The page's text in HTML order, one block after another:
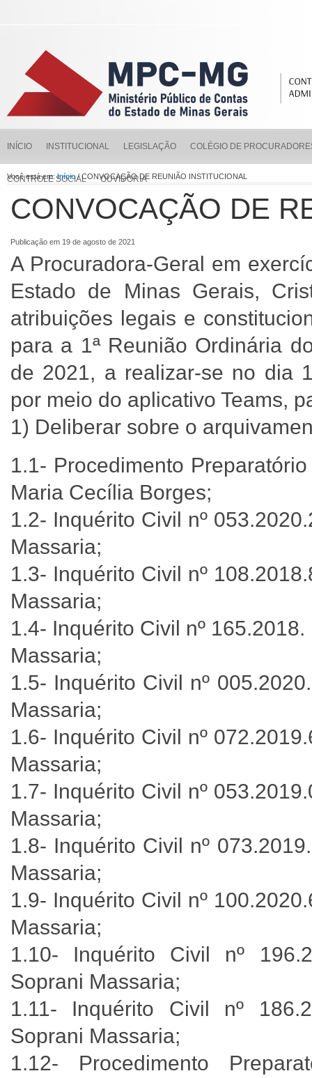
INÍCIO INSTITUCIONAL LEGISLAÇÃO COLÉGIO DE
CONTROLE SOCIAL OUVIDORIA
Você está em:Início/ CONVOCAÇÃO DE REUNIÃO INSTITUCIONAL
CONVOCAÇÃO DE
Publicação em 19 de agosto de 2021
A Procuradora-Geral em
Estado de Minas Gerais,
atribuições legais e
para a 1ª Reunião Ordinária
de 2021, a realizar-se no dia
por meio do aplicativo Teams,
1) Deliberar sobre o
1.1- Procedimento
Maria Cecília Borges;
1.2- Inquérito Civil nº
Massaria;
1.3- Inquérito Civil nº
Massaria;
1.4- Inquérito Civil nº
Massaria;
1.5- Inquérito Civil nº
Massaria;
1.6- Inquérito Civil nº
Massaria;
1.7- Inquérito Civil nº
Massaria;
1.8- Inquérito Civil nº
Massaria;
1.9- Inquérito Civil nº
Massaria;
1.10- Inquérito Civil nº
Soprani Massaria;
1.11- Inquérito Civil nº
Soprani Massaria;
1.12- Procedimento